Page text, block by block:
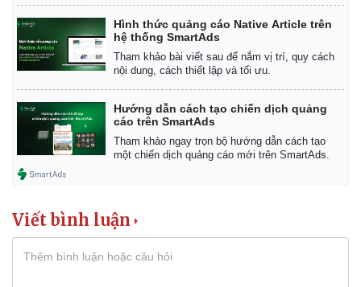
Thể thao
Hình thức quảng cáo Native Article trên
hệ thống SmartAds
Tham khảo bài viết sau để nắm vị trí, quy cách
nội dung, cách thiết lập và tối ưu.
Hướng dẫn cách tạo chiến dịch quảng
cáo trên SmartAds
Tham khảo ngay trọn bộ hướng dẫn cách tạo
một chiến dịch quảng cáo mới trên SmartAds.
Viết bình luận